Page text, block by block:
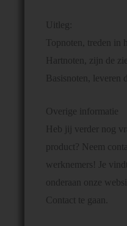
Uitleg:
Topnoten, treden in
Hartnoten, zijn de
Basisnoten, leveren
Overige informatie
Heb jij verder nog
product? Neem
werknemers! Je
onderaan onze
Contact te gaan.